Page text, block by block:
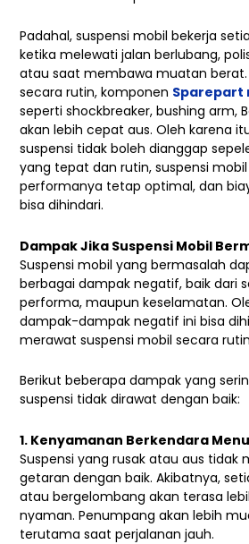
Padahal, suspensi mobil bekerja
ketika melewati jalan berlubang,
atau saat membawa muatan berat.
secara rutin, komponen Sparepart
seperti shockbreaker, bushing arm,
akan lebih cepat aus. Oleh karena
suspensi tidak boleh dianggap
yang tepat dan rutin, suspensi
performanya tetap optimal, dan
bisa dihindari.
Dampak Jika Suspensi Mobil
Suspensi mobil yang bermasalah
berbagai dampak negatif, baik dari
performa, maupun keselamatan.
dampak-dampak negatif ini bisa
merawat suspensi mobil secara
Berikut beberapa dampak yang
suspensi tidak dirawat dengan baik:
1. Kenyamanan Berkendara
Suspensi yang rusak atau aus
getaran dengan baik. Akibatnya,
atau bergelombang akan terasa
nyaman. Penumpang akan lebih
terutama saat perjalanan jauh.